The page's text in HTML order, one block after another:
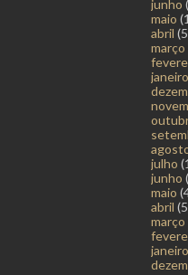
junho
maio
abril
março
janeiro
julho
junho
maio
abril
março
janeiro